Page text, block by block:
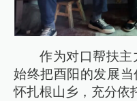
作为对口帮扶主
始终把酉阳的发展
怀扎根山乡，充分依